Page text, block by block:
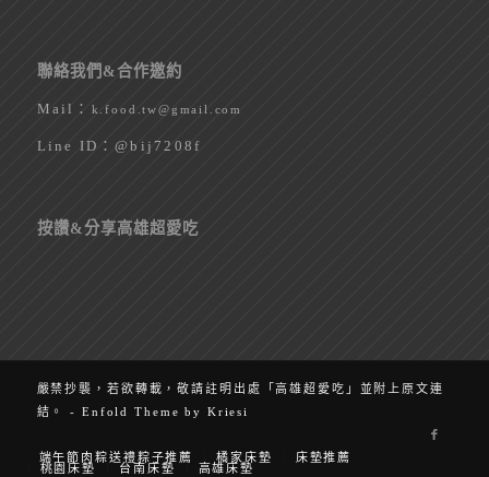
聯絡我們&合作邀約
Mail： k.food.tw@gmail.com
Line ID：@bij7208f
按讚&分享高雄超愛吃
嚴禁抄襲，若欲轉載，敬請註明出處「高雄超愛吃」並附上原文連
結。 - Enfold Theme by Kriesi
端午節肉粽送禮粽子推薦 橘家床墊
床墊推薦
桃園床墊
台南床墊 高雄床墊